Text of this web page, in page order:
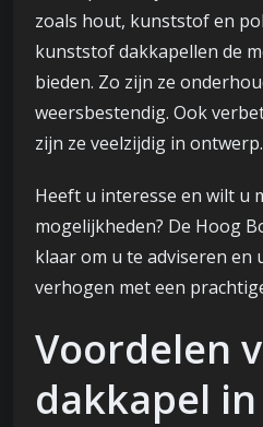
zoals hout, kunststof en
kunststof dakkapellen de
bieden. Zo zijn ze
weersbestendig. Ook
zijn ze veelzijdig in ontwerp.
Heeft u interesse en wilt u
mogelijkheden? De Hoog
klaar om u te adviseren en
verhogen met een
Voordelen
dakkapel